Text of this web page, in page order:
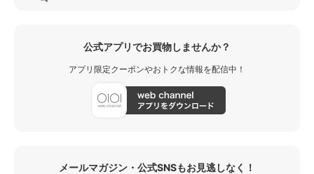
公式アプリでお買物しませんか？
アプリ限定クーポンやおトクな情報を配信中！
メールマガジン・公式SNSもお見逃しなく！